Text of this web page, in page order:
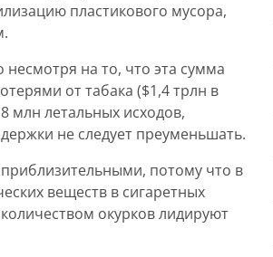
пластикового мусора,
на то, что эта сумма
от табака ($1,4 трлн в
млн летальных исходов,
не следует преуменьшать.
потому что в
веществ в сигаретных
окурков лидируют